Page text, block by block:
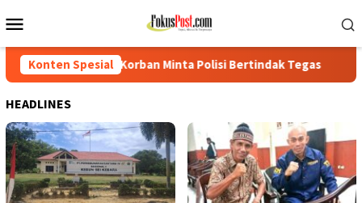
ke
Mobile
Konten Spesial
Minta Polisi Bertindak Tegas PTPN IV Regional I
HEADLINES